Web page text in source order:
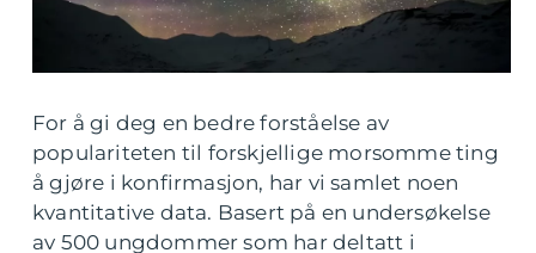
For å gi deg en bedre forståelse av
populariteten til forskjellige morsomme ting
å gjøre i konfirmasjon, har vi samlet noen
kvantitative data. Basert på en undersøkelse
av 500 ungdommer som har deltatt i